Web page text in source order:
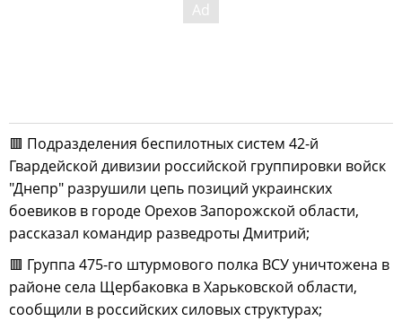
🟥 Подразделения беспилотных систем 42-й
Гвардейской дивизии российской группировки войск
"Днепр" разрушили цепь позиций украинских
боевиков в городе Орехов Запорожской области,
рассказал командир разведроты Дмитрий;
🟥 Группа 475-го штурмового полка ВСУ уничтожена в
районе села Щербаковка в Харьковской области,
сообщили в российских силовых структурах;